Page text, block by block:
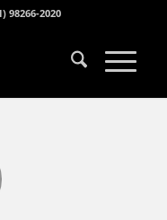
98266-2020